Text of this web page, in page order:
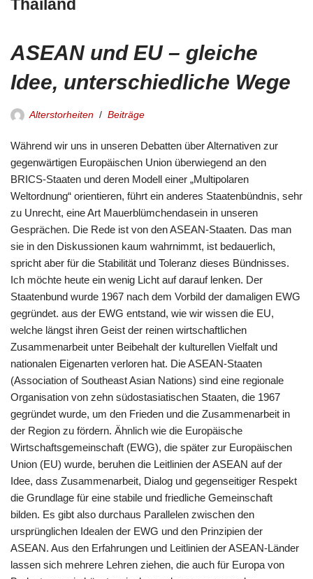
Thailand
ASEAN und EU – gleiche
Idee, unterschiedliche Wege
Alterstorheiten Beiträge
Während wir uns in unseren Debatten über Alternativen zur
gegenwärtigen Europäischen Union überwiegend an den
BRICS-Staaten und deren Modell einer „Multipolaren
Weltordnung“ orientieren, führt ein anderes Staatenbündnis, sehr
zu Unrecht, eine Art Mauerblümchendasein in unseren
Gesprächen. Die Rede ist von den ASEAN-Staaten. Das man
sie in den Diskussionen kaum wahrnimmt, ist bedauerlich,
spricht aber für die Stabilität und Toleranz dieses Bündnisses.
Ich möchte heute ein wenig Licht auf darauf lenken. Der
Staatenbund wurde 1967 nach dem Vorbild der damaligen EWG
gegründet. aus der EWG entstand, wie wir wissen die EU,
welche längst ihren Geist der reinen wirtschaftlichen
Zusammenarbeit unter Beibehalt der kulturellen Vielfalt und
nationalen Eigenarten verloren hat. Die ASEAN-Staaten
(Association of Southeast Asian Nations) sind eine regionale
Organisation von zehn südostasiatischen Staaten, die 1967
gegründet wurde, um den Frieden und die Zusammenarbeit in
der Region zu fördern. Ähnlich wie die Europäische
Wirtschaftsgemeinschaft (EWG), die später zur Europäischen
Union (EU) wurde, beruhen die Leitlinien der ASEAN auf der
Idee, dass Zusammenarbeit, Dialog und gegenseitiger Respekt
die Grundlage für eine stabile und friedliche Gemeinschaft
bilden. Es gibt also durchaus Parallelen zwischen den
ursprünglichen Idealen der EWG und den Prinzipien der
ASEAN. Aus den Erfahrungen und Leitlinien der ASEAN-Länder
lassen sich mehrere Lehren ziehen, die auch für Europa von